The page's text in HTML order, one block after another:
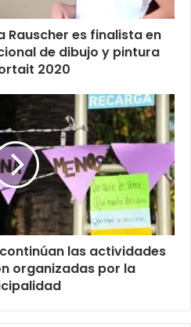
Rauscher es finalista en
de dibujo y pintura
2020
continúan las actividades
organizadas por la